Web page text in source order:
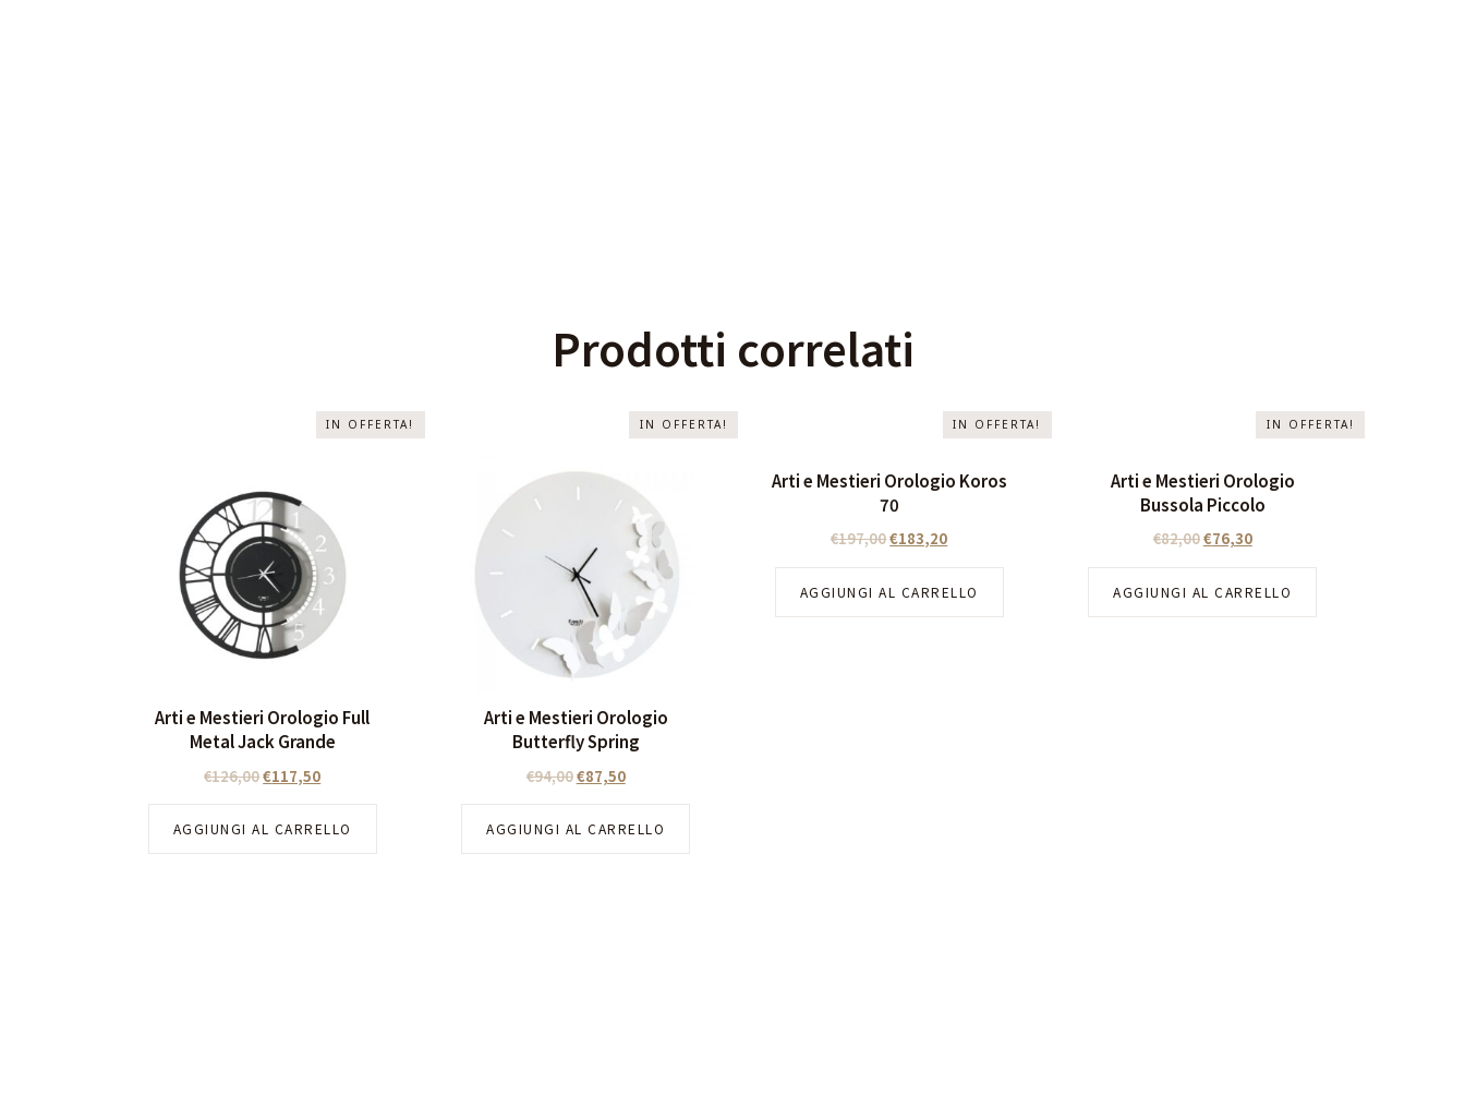
Prodotti correlati
IN OFFERTA!
Arti e Mestieri Orologio Full
Metal Jack Grande
€126,00€117,50
AGGIUNGI AL CARRELLO
IN OFFERTA!
Arti e Mestieri Orologio
Butterfly Spring
€94,00€87,50
AGGIUNGI AL CARRELLO
IN OFFERTA!
Arti e Mestieri Orologio Koros
70
€197,00€183,20
AGGIUNGI AL CARRELLO
IN OFFERTA!
Arti e Mestieri Orologio
Bussola Piccolo
€82,00€76,30
AGGIUNGI AL CARRELLO